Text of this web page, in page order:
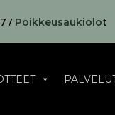
/ Poikkeusaukiolot